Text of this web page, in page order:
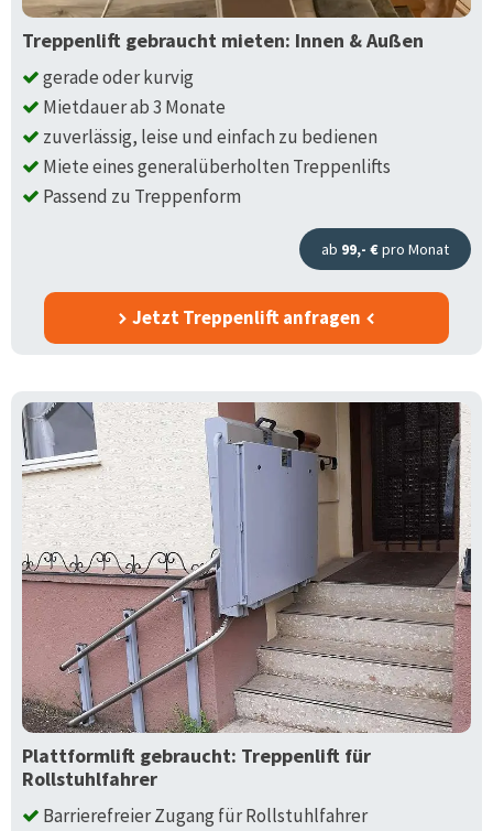
Treppenlift gebraucht mieten: Innen & Außen
gerade oder kurvig
Mietdauer ab 3 Monate
zuverlässig, leise und einfach zu bedienen
Miete eines generalüberholten Treppenlifts
Passend zu Treppenform
ab 99,- €pro Monat
Jetzt Treppenlift anfragen
Plattformlift gebraucht: Treppenlift für
Rollstuhlfahrer
Barrierefreier Zugang für Rollstuhlfahrer